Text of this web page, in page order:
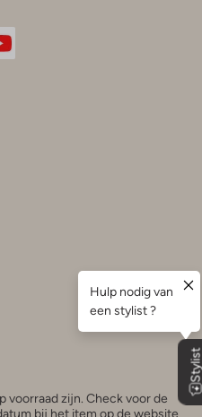
voorraad zijn. Check voor de
bij het item op de website